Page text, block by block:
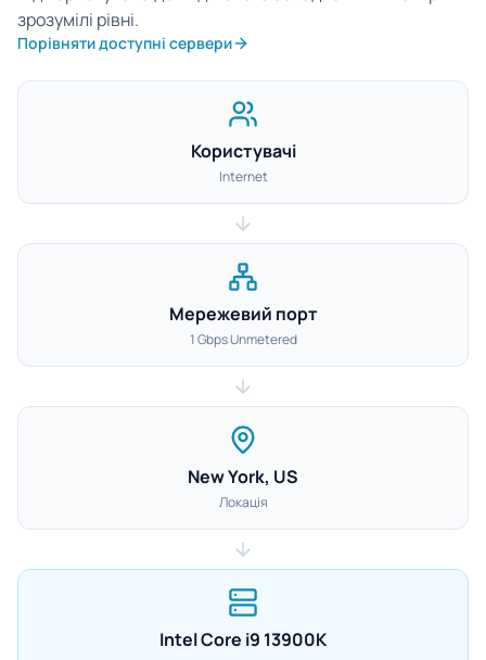
зрозумілі рівні.
Порівняти доступні сервери
Користувачі
Internet
Мережевий порт
1 Gbps Unmetered
New York, US
Локація
Intel Core i9 13900K